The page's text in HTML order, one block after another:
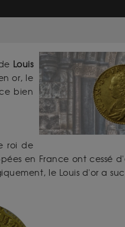
Louis
or, le
bien
roi de
en France ont cessé
le Louis d'or a